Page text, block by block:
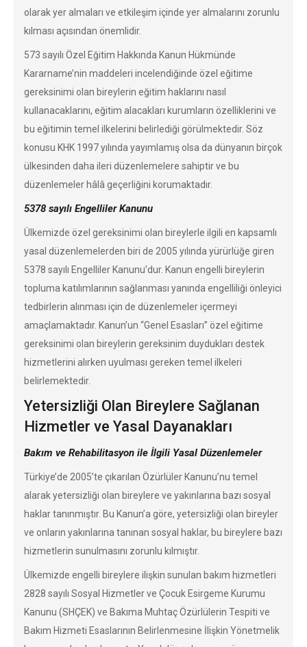
olarak yer almaları ve etkileşim içinde yer almalarını zorunlu
kılması açısından önemlidir.
573 sayılı Özel Eğitim Hakkında Kanun Hükmünde
Kararname’nin maddeleri incelendiğinde özel eğitime
gereksinimi olan bireylerin eğitim haklarını nasıl
kullanacaklarını, eğitim alacakları kurumların özelliklerini ve
bu eğitimin temel ilkelerini belirlediği görülmektedir. Söz
konusu KHK 1997 yılında yayımlamış olsa da dünyanın birçok
ülkesinden daha ileri düzenlemelere sahiptir ve bu
düzenlemeler hâlâ geçerliğini korumaktadır.
5378 sayılı Engelliler Kanunu
Ülkemizde özel gereksinimi olan bireylerle ilgili en kapsamlı
yasal düzenlemelerden biri de 2005 yılında yürürlüğe giren
5378 sayılı Engelliler Kanunu’dur. Kanun engelli bireylerin
topluma katılımlarının sağlanması yanında engelliliği önleyici
tedbirlerin alınması için de düzenlemeler içermeyi
amaçlamaktadır. Kanun’un “Genel Esasları” özel eğitime
gereksinimi olan bireylerin gereksinim duydukları destek
hizmetlerini alırken uyulması gereken temel ilkeleri
belirlemektedir.
Yetersizliği Olan Bireylere Sağlanan
Hizmetler ve Yasal Dayanakları
Bakım ve Rehabilitasyon ile İlgili Yasal Düzenlemeler
Türkiye’de 2005’te çıkarılan Özürlüler Kanunu’nu temel
alarak yetersizliği olan bireylere ve yakınlarına bazı sosyal
haklar tanınmıştır. Bu Kanun’a göre, yetersizliği olan bireyler
ve onların yakınlarına tanınan sosyal haklar, bu bireylere bazı
hizmetlerin sunulmasını zorunlu kılmıştır.
Ülkemizde engelli bireylere ilişkin sunulan bakım hizmetleri
2828 sayılı Sosyal Hizmetler ve Çocuk Esirgeme Kurumu
Kanunu (SHÇEK) ve Bakıma Muhtaç Özürlülerin Tespiti ve
Bakım Hizmeti Esaslarının Belirlenmesine İlişkin Yönetmelik